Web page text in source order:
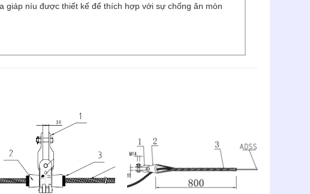
giáp níu được thiết kế để thích hợp với sự chống ăn mòn